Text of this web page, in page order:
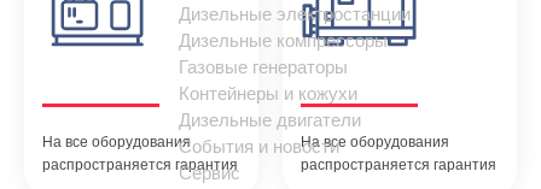
Дизельные электростанции
Дизельные компрессоры
Газовые генераторы
Контейнеры и кожухи
Дизельные двигатели
События и новости
Сервис
На все оборудования
распространяется гарантия
На все оборудования
распространяется гарантия